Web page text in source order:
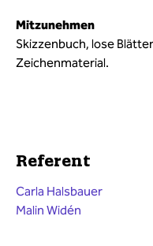
Mitzunehmen
Skizzenbuch, lose
Zeichenmaterial.
Referent
Carla Halsbauer
Malin Widén